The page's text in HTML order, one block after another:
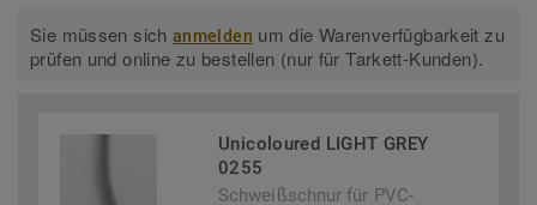
Sie müssen sichanmelden um die Warenverfügbarkeit zu
prüfen und online zu bestellen (nur für Tarkett-Kunden).
Unicoloured LIGHT GREY
0255
Schweißschnur für PVC-